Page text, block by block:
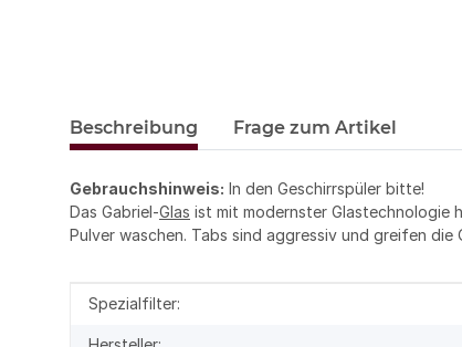
Beschreibung Frage zum Artikel
Gebrauchshinweis: In den Geschirrspüler bitte!
Das Gabriel-Glas ist mit modernster Glastechnologie
Pulver waschen. Tabs sind aggressiv und greifen die
Produkteigenschaft
Wert
Spezialfilter: